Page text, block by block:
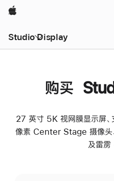
Apple
Studio Display
购买
27 英寸 5K 视网膜显示屏
像素 Center Stage 摄像头
及雷雳